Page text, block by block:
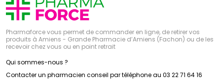
Pharmaforce vous permet de commander en ligne, de retirer vos
produits à Amiens - Grande Pharmacie d’Amiens (Fachon) ou de les
recevoir chez vous ou en point retrait
Qui sommes-nous ?
Contacter un pharmacien conseil par téléphone au 03 22 71 64 16